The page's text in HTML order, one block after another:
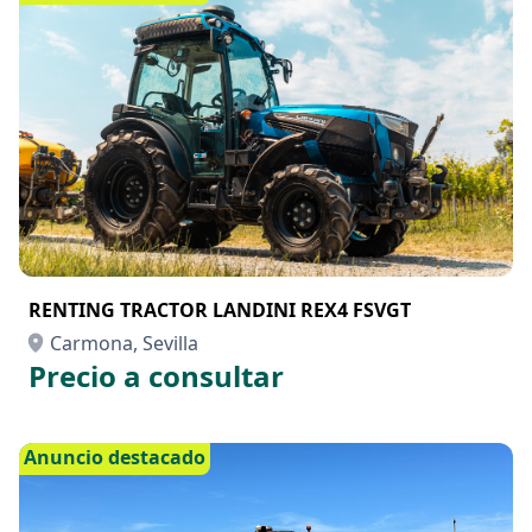
RENTING TRACTOR LANDINI REX4 FSVGT
Carmona, Sevilla
Precio a consultar
Anuncio destacado